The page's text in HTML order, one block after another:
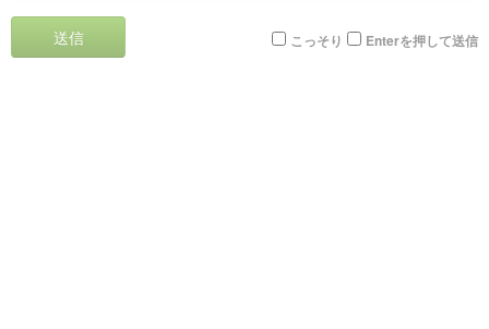
送信 こっそり Enterを押して送信